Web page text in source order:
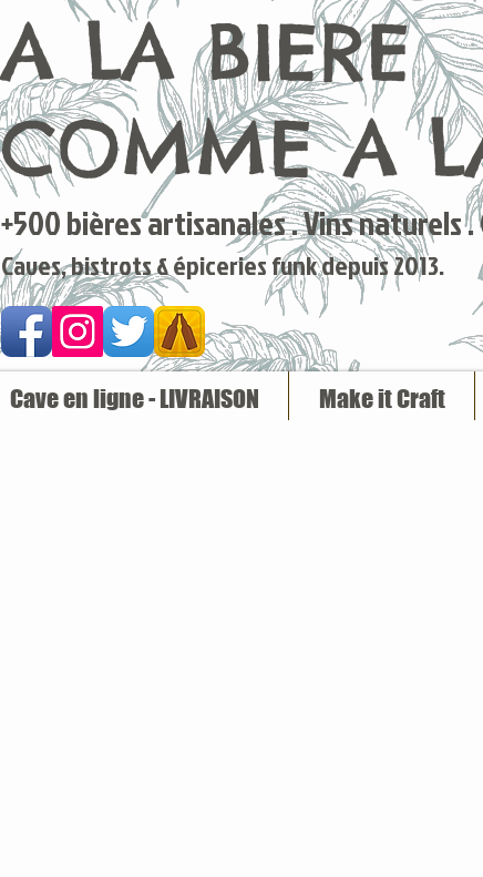
+500 bières artisanales . Vins naturels .
Caves, bistrots & épiceries funk depuis 2013.
A LA BIERE
COMME A
Cave en ligne - LIVRAISON Make it Craft